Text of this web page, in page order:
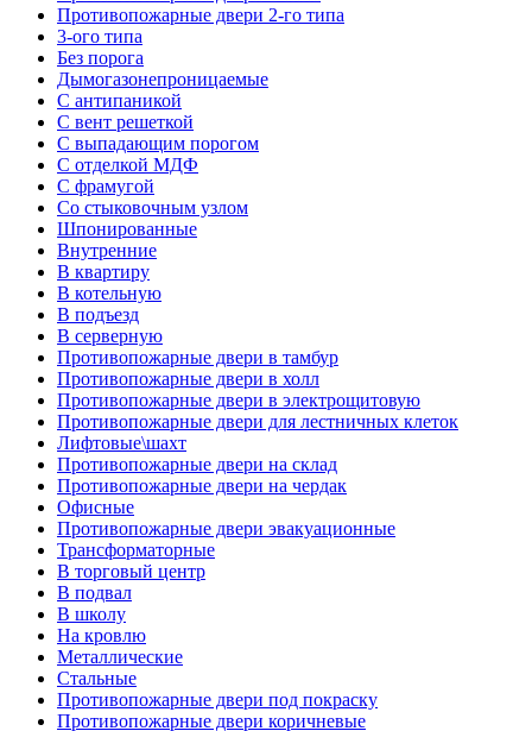
Противопожарные двери 2-го типа
3-ого типа
Без порога
Дымогазонепроницаемые
С антипаникой
С вент решеткой
С выпадающим порогом
С отделкой МДФ
С фрамугой
Со стыковочным узлом
Шпонированные
Внутренние
В квартиру
В котельную
В подъезд
В серверную
Противопожарные двери в тамбур
Противопожарные двери в холл
Противопожарные двери в электрощитовую
Противопожарные двери для лестничных клеток
Лифтовые\шахт
Противопожарные двери на склад
Противопожарные двери на чердак
Офисные
Противопожарные двери эвакуационные
Трансформаторные
В торговый центр
В подвал
В школу
На кровлю
Металлические
Стальные
Противопожарные двери под покраску
Противопожарные двери коричневые